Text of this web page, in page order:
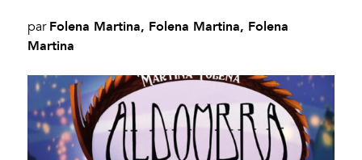
par Folena Martina, Folena Martina, Folena
Martina